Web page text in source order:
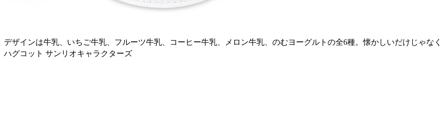
デザインは牛乳、いちご牛乳、フルーツ牛乳、コーヒー牛乳、メロン牛乳、のむヨーグルトの全6種。懐かしいだけじゃなく
ハグコット サンリオキャラクターズ